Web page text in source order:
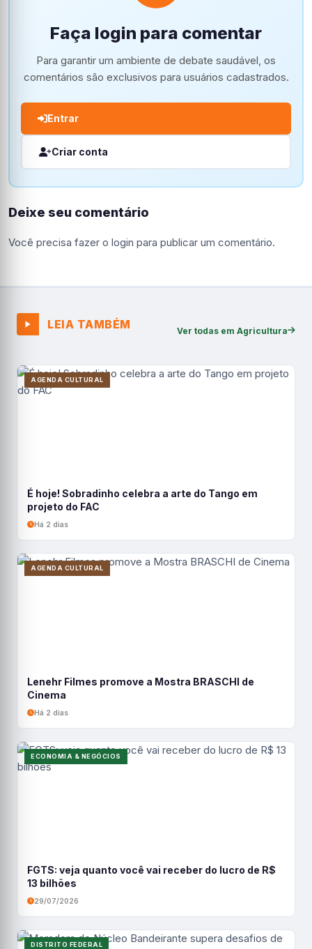
Faça login para comentar
Para garantir um ambiente de debate saudável, os
comentários são exclusivos para usuários cadastrados.
Entrar
Criar conta
Deixe seu comentário
Você precisa fazer o login para publicar um comentário.
LEIA TAMBÉM Ver todas em Agricultura
AGENDA CULTURAL
É hoje! Sobradinho celebra a arte do Tango em
projeto do FAC
Há 2 dias
AGENDA CULTURAL
Lenehr Filmes promove a Mostra BRASCHI de
Cinema
Há 2 dias
ECONOMIA & NEGÓCIOS
FGTS: veja quanto você vai receber do lucro de R$
13 bilhões
29/07/2026
DISTRITO FEDERAL